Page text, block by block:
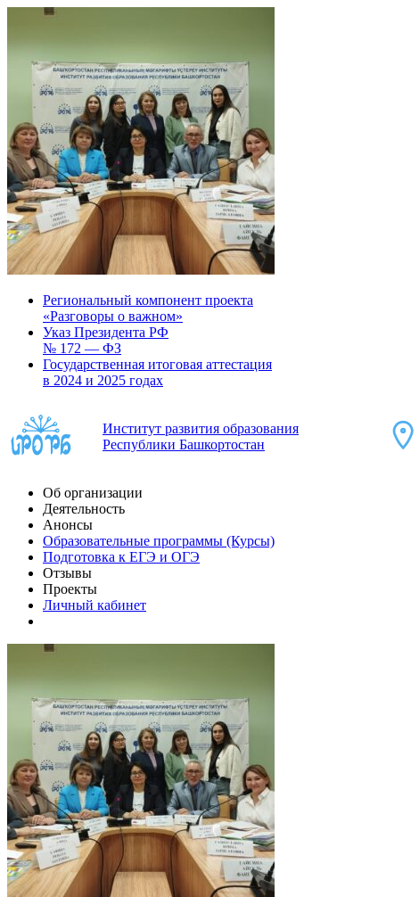
Региональный компонент проекта
«Разговоры о важном»
Указ Президента РФ
№ 172 — ФЗ
Государственная итоговая аттестация
в 2024 и 2025 годах
Институт развития образования
Республики Башкортостан
Об организации
Деятельность
Анонсы
Образовательные программы (Курсы)
Подготовка к ЕГЭ и ОГЭ
Отзывы
Проекты
Личный кабинет